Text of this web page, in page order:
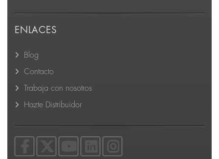
ENLACES
Blog
Contacto
Trabaja con nosotros
Hazte Distribuidor